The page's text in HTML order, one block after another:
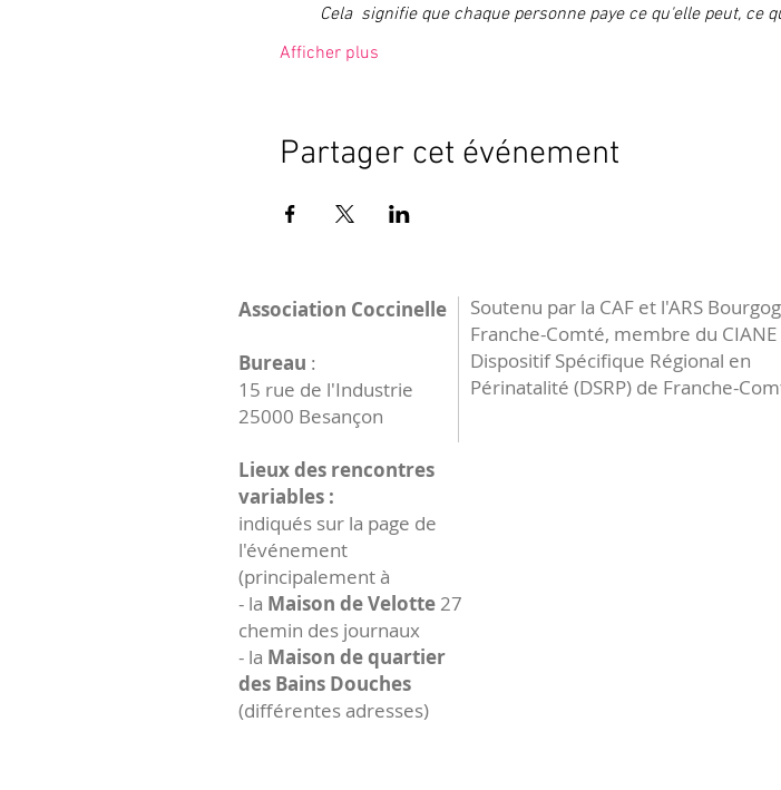
Cela  signifie que chaque personne paye ce qu'elle peut, ce
Afficher plus
Partager cet événement
Association Coccinelle
Bureau :
15 rue de l'Industrie
25000 Besançon
Lieux des rencontres
variables :
indiqués sur la page de
l'événement
(principalement à
- la Maison de Velotte27
chemin des journaux
- la Maison de quartier
des Bains Douches
(différentes adresses)
Soutenu par la CAF et l'ARS
Franche-Comté, membre du
Dispositif Spécifique Régional en
Périnatalité (DSRP) de Franche-